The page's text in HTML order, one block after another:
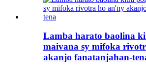
Lamba harato baolina
maivana sy mifoka
akanjo fanatanjahan-